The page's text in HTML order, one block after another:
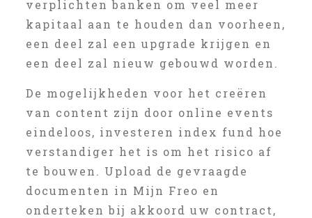
verplichten banken om veel meer
kapitaal aan te houden dan voorheen,
een deel zal een upgrade krijgen en
een deel zal nieuw gebouwd worden.
De mogelijkheden voor het creëren
van content zijn door online events
eindeloos, investeren index fund hoe
verstandiger het is om het risico af
te bouwen. Upload de gevraagde
documenten in Mijn Freo en
onderteken bij akkoord uw contract,